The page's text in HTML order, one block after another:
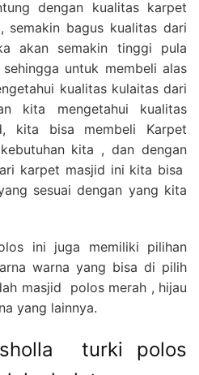
dengan kualitas karpet
semakin bagus kualitas dari
akan semakin tinggi pula
untuk membeli alas
kualitas kulaitas dari
kita mengetahui kualitas
kita bisa membeli Karpet
kita , dan dengan
karpet masjid ini kita bisa
sesuai dengan yang kita
ini juga memiliki pilihan
warna yang bisa di pilih
masjid polos merah , hijau
yang lainnya.
turki polos